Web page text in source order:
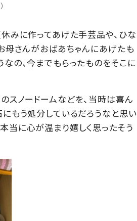
みに作ってあげた手芸品や、ひな
母さんがおばあちゃんにあげたも
の、今までもらったものをそこに
スノードームなどを、当時は喜ん
もう処分しているだろうなと思い
当に心が温まり嬉しく思ったそう